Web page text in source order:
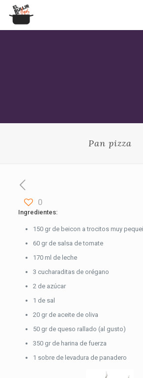
Pan pizza
0
Ingredientes:
150 gr de beicon a trocitos muy
60 gr de salsa de tomate
170 ml de leche
3 cucharaditas de orégano
2 de azúcar
1 de sal
20 gr de aceite de oliva
50 gr de queso rallado (al gusto)
350 gr de harina de fuerza
1 sobre de levadura de panadero